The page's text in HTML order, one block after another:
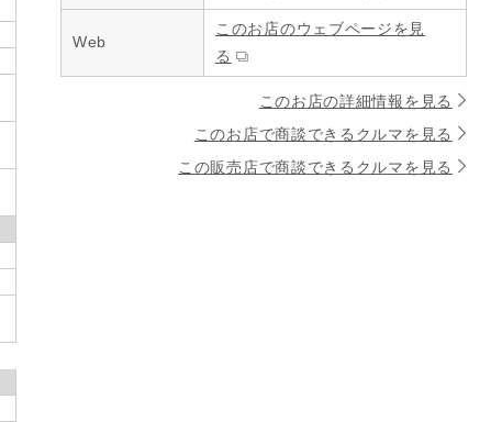
Web
このお店のウェブページを見
る
このお店の詳細情報を見る
このお店で商談できるクルマを見る
この販売店で商談できるクルマを見る